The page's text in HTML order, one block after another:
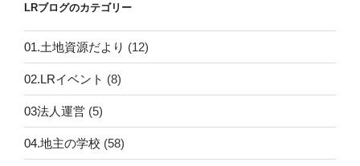
LRブログのカテゴリー
01.土地資源だより (12)
02.LRイベント (8)
03法人運営 (5)
04.地主の学校 (58)